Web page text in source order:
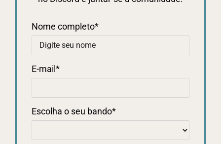
Nome completo*
E-mail*
Escolha o seu bando*